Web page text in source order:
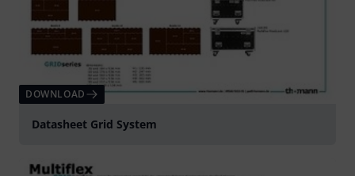
DOWNLOAD
Datasheet Grid System